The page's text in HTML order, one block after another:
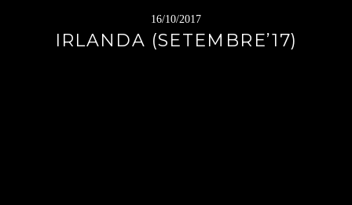
16/10/2017
IRLANDA (SETEMBRE’17)